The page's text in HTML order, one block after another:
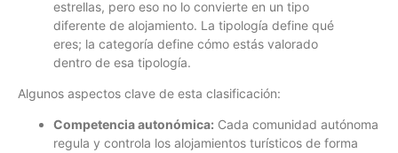
estrellas, pero eso no lo convierte en un tipo
diferente de alojamiento. La tipología define qué
eres; la categoría define cómo estás valorado
dentro de esa tipología.
Algunos aspectos clave de esta clasificación:
Competencia autonómica: Cada comunidad autónoma
regula y controla los alojamientos turísticos de forma